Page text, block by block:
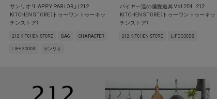
サンリオ「HAPPY PARLOR」 | 212
KITCHEN STORE（トゥーワントゥーキッ
チンストア）
212 KITCHEN STORE BAG
CHARACTER
LIFE GOODS
サンリオ
バイヤー達の偏愛道具 Vol.204 | 212
KITCHEN STORE（トゥーワントゥーキッ
チンストア）
212 KITCHEN STORE LIFE GOODS